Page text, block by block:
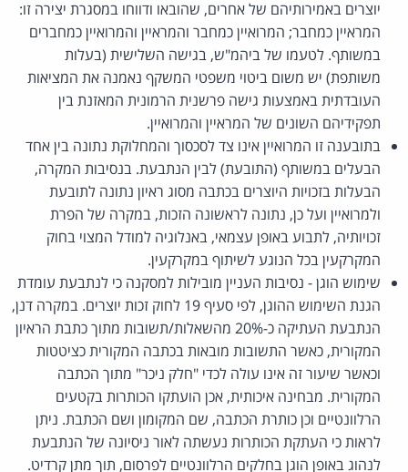
יוצרים באמירותיהם של אחרים, שהובאו ודווחו במסגרת יצירה זו:
המראיין כמחבר; המרואיין כמחבר והמראיין והמרואיין כמחברים
במשותף. לטעמו של ביהמ"ש, בגישה השלישית (בעלות
משותפת) יש משום ביטוי משפטי המשקף נאמנה את המציאות
העובדתית באמצעות גישה פרשנית הרמונית המאזנת בין
תפקידיהם השונים של המראיין והמרואיין.
בתובענה זו המרואיין אינו צד לסכסוך והמחלוקת נתונה בין אחד
הבעלים במשותף (התובעת) לבין הנתבעת. בנסיבות המקרה,
הבעלות בזכויות היוצרים בכתבה מסוג ראיון נתונה לתובעת
ולמרואיין ועל כן, נתונה לראשונה הזכות, במקרה של הפרת
זכויותיה, לתבוע באופן עצמאי, באנלוגיה למודל המצוי בחוק
המקרקעין בכל הנוגע לשיתוף במקרקעין.
שימוש הוגן - נסיבות העניין מובילות למסקנה כי לנתבעת עומדת
הגנת השימוש ההוגן, לפי סעיף 19 לחוק זכות יוצרים. במקרה דנן,
הנתבעת העתיקה כ-20% מהשאלות/תשובות מתוך כתבת הראיון
המקורית, כאשר התשובות מובאות בכתבה המקורית כציטטות
וכאשר שיעור זה אינו עולה לכדי "חלק ניכר" מתוך הכתבה
המקורית. מבחינה איכותית, אכן הועתקו הכותרות בקטעים
הרלוונטיים וכן כותרת הכתבה, שם המקומון ושם הכתבת. ניתן
לראות כי העתקת הכותרות נעשתה לאור ניסיונה של הנתבעת
לנהוג באופן הוגן בחלקים הרלוונטיים לפרסום, תוך מתן קרדיט.